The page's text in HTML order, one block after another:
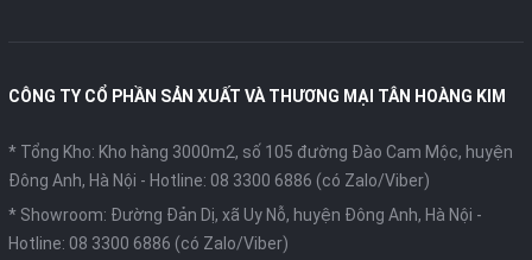
CÔNG TY CỔ PHẦN SẢN XUẤT VÀ THƯƠNG MẠI TÂN HOÀNG KIM
* Tổng Kho: Kho hàng 3000m2, số 105 đường Đào Cam Mộc, huyện
Đông Anh, Hà Nội - Hotline: 08 3300 6886 (có Zalo/Viber)
* Showroom: Đường Đản Dị, xã Uy Nỗ, huyện Đông Anh, Hà Nội -
Hotline: 08 3300 6886 (có Zalo/Viber)